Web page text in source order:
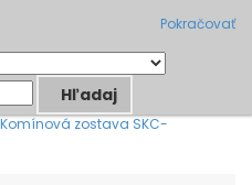
Pokračovať
Hľadaj
Komínová zostava SKC-